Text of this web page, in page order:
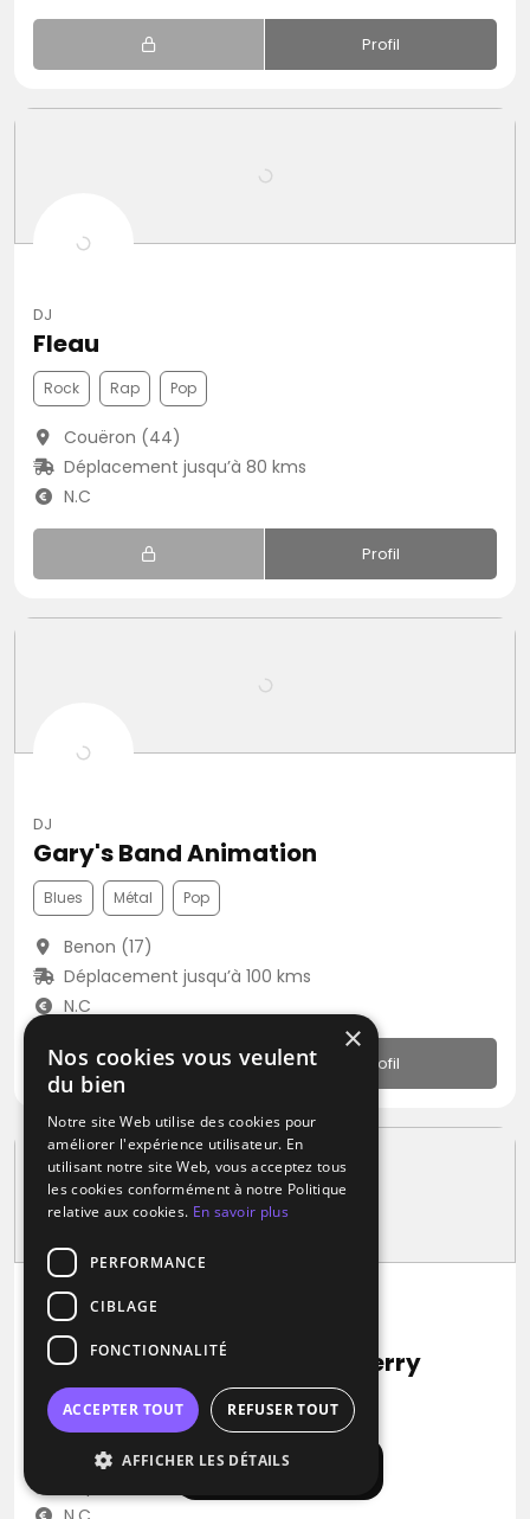
Afficher la carte
Profil
DJ
Fleau
Rock Rap Pop
Couëron (44)
Déplacement jusqu’à 80 kms
N.C
Profil
DJ
Gary's Band Animation
Blues Métal Pop
Benon (17)
Déplacement jusqu’à 100 kms
N.C
Profil
DJ / Groupe de musique
FLY MUSIC Animation DJ Thierry
RNB Musique Africaine Zouk
Vallet (44)
×
Nos cookies vous veulent
du bien
Notre site Web utilise des cookies pour
améliorer l'expérience utilisateur. En
utilisant notre site Web, vous acceptez tous
les cookies conformément à notre Politique
relative aux cookies. En savoir plus
PERFORMANCE
CIBLAGE
FONCTIONNALITÉ
ACCEPTER TOUT REFUSER TOUT
AFFICHER LES DÉTAILS